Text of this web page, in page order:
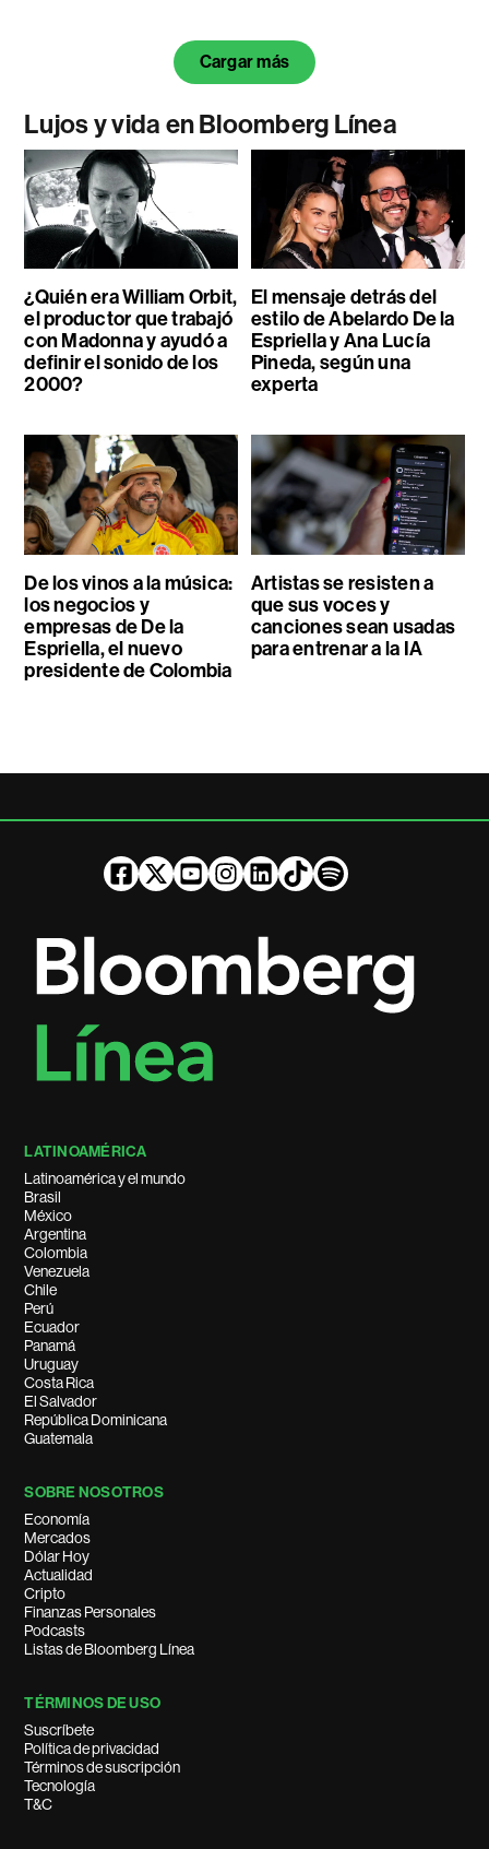
Cargar más
Lujos y vida en Bloomberg Línea
¿Quién era William Orbit,
el productor que trabajó
con Madonna y ayudó a
definir el sonido de los
2000?
El mensaje detrás del
estilo de Abelardo De la
Espriella y Ana Lucía
Pineda, según una
experta
De los vinos a la música:
los negocios y
empresas de De la
Espriella, el nuevo
presidente de Colombia
Artistas se resisten a
que sus voces y
canciones sean usadas
para entrenar a la IA
LATINOAMÉRICA
Latinoamérica y el mundo
Brasil
México
Argentina
Colombia
Venezuela
Chile
Perú
Ecuador
Panamá
Uruguay
Costa Rica
El Salvador
República Dominicana
Guatemala
SOBRE NOSOTROS
Economía
Mercados
Dólar Hoy
Actualidad
Cripto
Finanzas Personales
Podcasts
Listas de Bloomberg Línea
TÉRMINOS DE USO
Suscríbete
Política de privacidad
Términos de suscripción
Tecnología
T&C